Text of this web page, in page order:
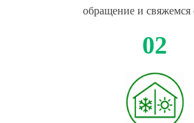
обращение и свяжемся